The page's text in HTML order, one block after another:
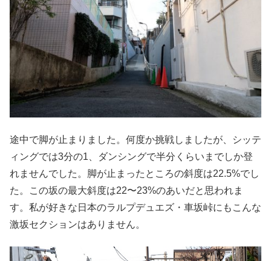
途中で脚が止まりました。何度か挑戦しましたが、シッテ
ィングでは3分の1、ダンシングで半分くらいまでしか登
れませんでした。脚が止まったところの斜度は22.5%でし
た。この坂の最大斜度は22〜23%のあいだと思われま
す。私が好きな日本のラルプデュエズ・車坂峠にもこんな
激坂セクションはありません。